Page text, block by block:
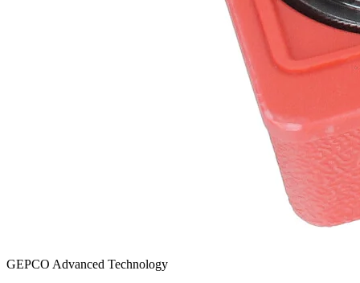
GEPCO Advanced Technology